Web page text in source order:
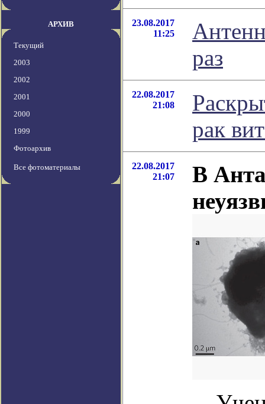
АРХИВ
Текущий
2003
2002
2001
2000
1999
Фотоархив
Все фотоматериалы
23.08.2017
11:25
раз
22.08.2017
21:08
рак
22.08.2017
21:07
В